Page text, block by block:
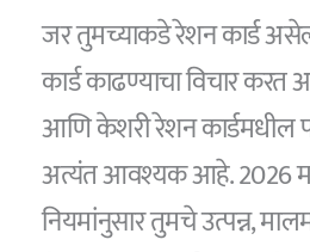
जर तुमच्याकडे रेशन कार्ड
कार्ड काढण्याचा विचार
आणि केशरी रेशन
अत्यंत आवश्यक आहे. 2026
नियमांनुसार तुमचे उत्पन्न,